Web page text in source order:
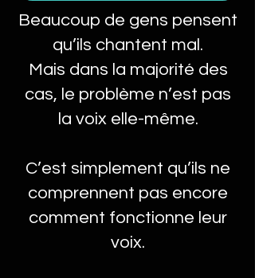
Beaucoup de gens pensent
qu’ils chantent mal.
Mais dans la majorité des
cas, le problème n’est pas
la voix elle-même.
C’est simplement qu’ils ne
comprennent pas encore
comment fonctionne leur
voix.